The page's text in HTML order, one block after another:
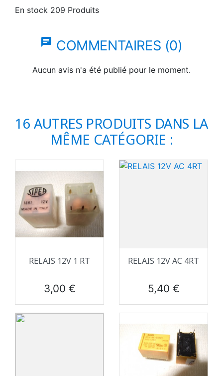
En stock 209 Produits
chat COMMENTAIRES (0)
Aucun avis n'a été publié pour le moment.
16 AUTRES PRODUITS DANS LA
MÊME CATÉGORIE :
RELAIS 12V 1 RT
Prix
3,00 €
RELAIS 12V AC 4RT
Prix
5,40 €